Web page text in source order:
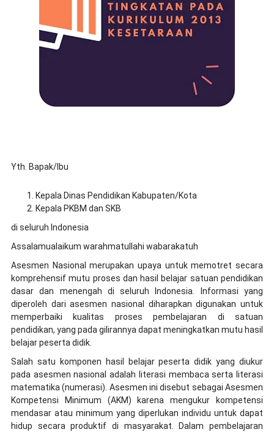
Yth. Bapak/Ibu
Kepala Dinas Pendidikan Kabupaten/Kota
Kepala PKBM dan SKB
di seluruh Indonesia
Assalamualaikum warahmatullahi wabarakatuh
Asesmen Nasional merupakan upaya untuk memotret secara
komprehensif mutu proses dan hasil belajar satuan pendidikan
dasar dan menengah di seluruh Indonesia. Informasi yang
diperoleh dari asesmen nasional diharapkan digunakan untuk
memperbaiki kualitas proses pembelajaran di satuan
pendidikan, yang pada gilirannya dapat meningkatkan mutu hasil
belajar peserta didik.
Salah satu komponen hasil belajar peserta didik yang diukur
pada asesmen nasional adalah literasi membaca serta literasi
matematika (numerasi). Asesmen ini disebut sebagai Asesmen
Kompetensi Minimum (AKM) karena mengukur kompetensi
mendasar atau minimum yang diperlukan individu untuk dapat
hidup secara produktif di masyarakat. Dalam pembelajaran